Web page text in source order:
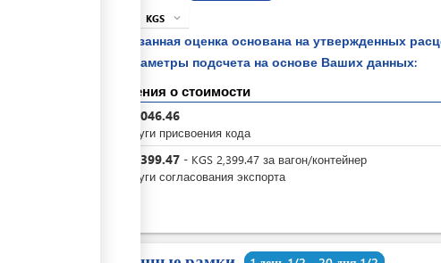
KGS expand_more
Указанная оценка основана на утвержденных
параметры подсчета на основе Ваших данных:
Сведения о стоимости
2,046.46
За услуги присвоения кода
2,399.47 - KGS 2,399.47 за вагон/контейнер
За услуги согласования экспорта